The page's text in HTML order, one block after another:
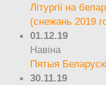
Літургіі на
(снежань 2019
01.12.19
Навіна
Пятыя
30.11.19